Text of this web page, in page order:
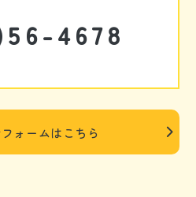
4678
ォームはこちら